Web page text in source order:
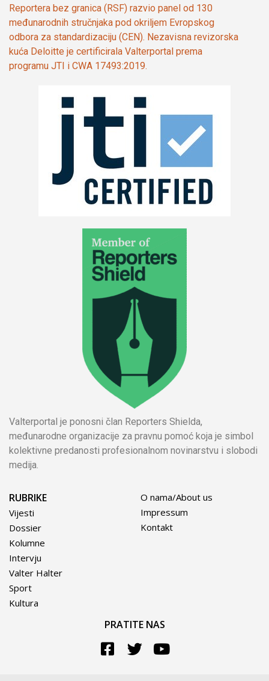
Reportera bez granica (RSF) razvio panel od 130
međunarodnih stručnjaka pod okriljem Evropskog
odbora za standardizaciju (CEN). Nezavisna revizorska
kuća Deloitte je certificirala Valterportal prema
programu JTI i CWA 17493:2019.
Valterportal je ponosni član Reporters Shielda,
međunarodne organizacije za pravnu pomoć koja je simbol
kolektivne predanosti profesionalnom novinarstvu i slobodi
medija.
RUBRIKE
Vijesti
Dossier
Kolumne
Intervju
Valter Halter
Sport
Kultura
O nama/About us
Impressum
Kontakt
PRATITE NAS